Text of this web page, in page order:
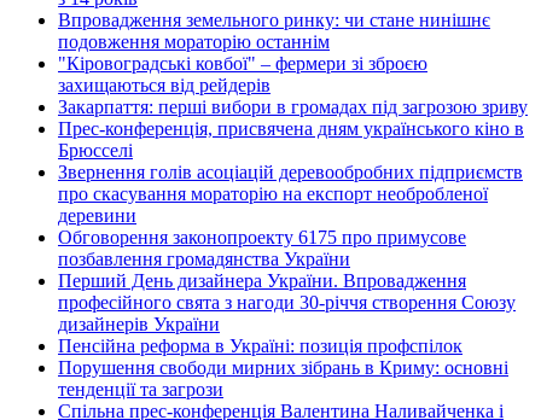
Впровадження земельного ринку: чи стане нинішнє
подовження мораторію останнім
"Кіровоградські ковбої" – фермери зі зброєю
захищаються від рейдерів
Закарпаття: перші вибори в громадах під загрозою зриву
Прес-конференція, присвячена дням українського кіно в
Брюсселі
Звернення голів асоціацій деревообробних підприємств
про скасування мораторію на експорт необробленої
деревини
Обговорення законопроекту 6175 про примусове
позбавлення громадянства України
Перший День дизайнера України. Впровадження
професійного свята з нагоди 30-річчя створення Союзу
дизайнерів України
Пенсійна реформа в Україні: позиція профспілок
Порушення свободи мирних зібрань в Криму: основні
тенденції та загрози
Спільна прес-конференція Валентина Наливайченка і